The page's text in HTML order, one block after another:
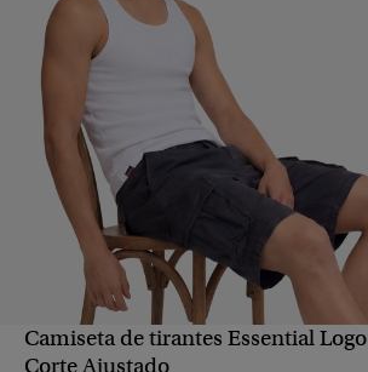
VISTA RÁPIDA
Camiseta de tirantes Essential Logo
Corte Ajustado